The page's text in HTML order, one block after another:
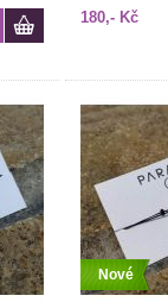
180,- Kč
Nové